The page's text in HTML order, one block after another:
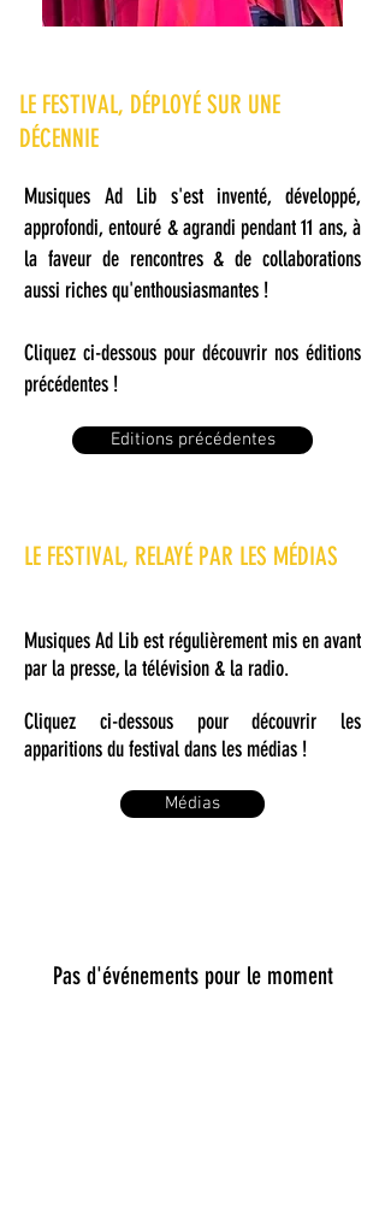
LE FESTIVAL, DÉPLOYÉ SUR UNE
DÉCENNIE
Musiques Ad Lib s'est inventé, développé,
approfondi, entouré & agrandi pendant 11 ans, à
la faveur de rencontres & de collaborations
aussi riches qu'enthousiasmantes !
Cliquez ci-dessous pour découvrir nos éditions
précédentes !
Editions précédentes
LE FESTIVAL, RELAYÉ PAR LES MÉDIAS
Musiques Ad Lib est régulièrement mis en avant
par la presse, la télévision & la radio.
Cliquez ci-dessous pour découvrir les
apparitions dufestival dans les médias !
Médias
Pas d'événements pour le moment